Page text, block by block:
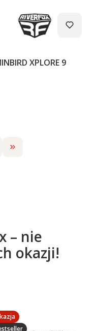
XPLORE 9
Przejdź do ostatniej
– nie
okazji!